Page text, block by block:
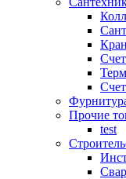
Прочие
test